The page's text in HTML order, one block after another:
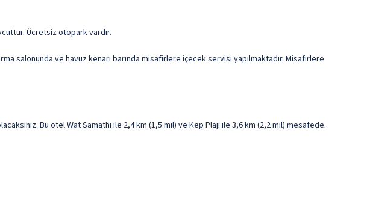
Ücretsiz otopark vardır.
salonunda ve havuz kenarı barında misafirlere içecek servisi yapılmaktadır. Misafirlere
Bu otel Wat Samathi ile 2,4 km (1,5 mil) ve Kep Plajı ile 3,6 km (2,2 mil) mesafede.